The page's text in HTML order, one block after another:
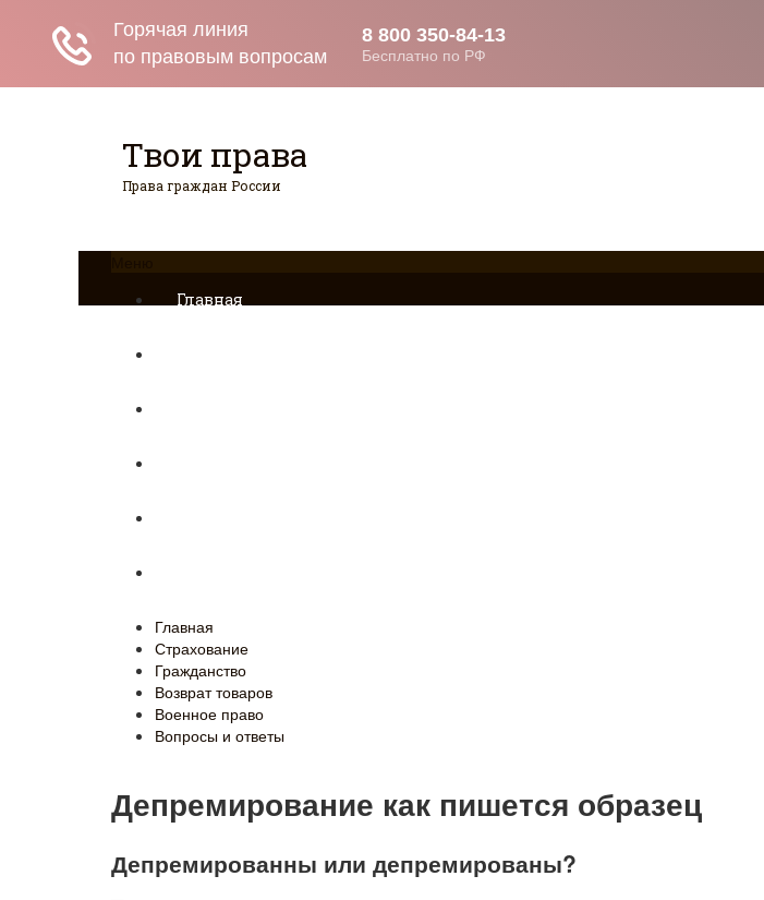
Твои права
Права граждан России
Главная
Главная
Страхование
Гражданство
Возврат товаров
Военное право
Вопросы и ответы
Депремирование как пишется образец
Депремированны или депремированы?